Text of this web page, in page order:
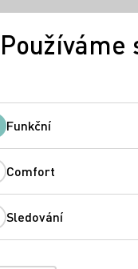
winery - blind tasting
Používáme
Funkční
Comfort
Sledování